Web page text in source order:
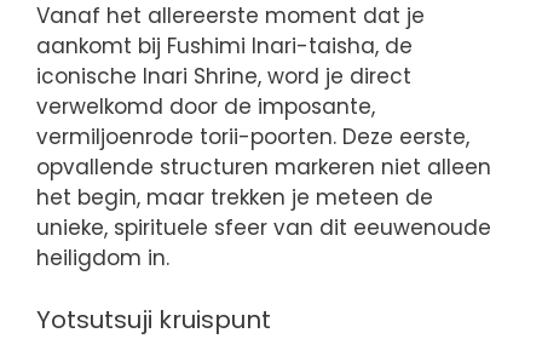
Vanaf het allereerste moment dat je
aankomt bij Fushimi Inari-taisha, de
iconische Inari Shrine, word je direct
verwelkomd door de imposante,
vermiljoenrode torii-poorten. Deze eerste,
opvallende structuren markeren niet alleen
het begin, maar trekken je meteen de
unieke, spirituele sfeer van dit eeuwenoude
heiligdom in.
Yotsutsuji kruispunt